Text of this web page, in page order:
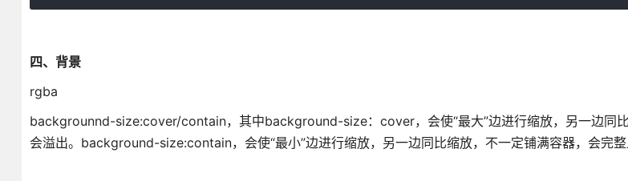
四、背景
rgba
backgrounnd-size:cover/contain，其中background-size：cover，会使“最大”边进行缩放，另一边同
会溢出。background-size:contain，会使“最小”边进行缩放，另一边同比缩放，不一定铺满容器，会完